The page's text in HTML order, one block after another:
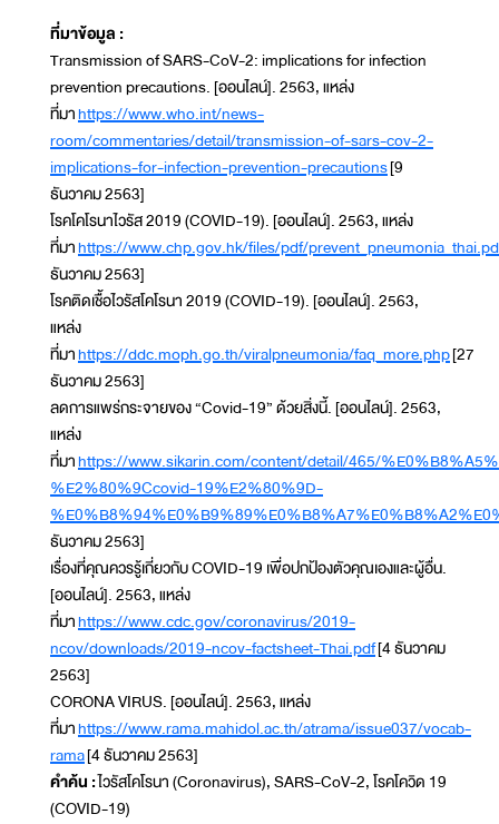
ที่มาข้อมูล :
Transmission of SARS-CoV-2: implications for infection
prevention precautions. [ออนไลน์]. 2563, แหล่ง
ที่มาhttps://www.who.int/news-
room/commentaries/detail/transmission-of-sars-cov-2-
implications-for-infection-prevention-precautions[9
ธันวาคม 2563]
โรคโคโรนาไวรัส 2019 (COVID-19). [ออนไลน์]. 2563, แหล่ง
ที่มาhttps://www.chp.gov.hk/files/pdf/
ธันวาคม 2563]
โรคติดเชื้อไวรัสโคโรนา 2019 (COVID-19). [ออนไลน์]. 2563,
แหล่ง
ที่มาhttps://ddc.moph.go.th/viralpneumonia/faq_more.php[27
ธันวาคม 2563]
ลดการแพร่กระจายของ “Covid-19” ด้วยสิ่งนี้. [ออนไลน์]. 2563,
แหล่ง
ที่มาhttps://www.sikarin.com/content/detail/465/
%E2%80%9Ccovid-19%E2%80%9D-
ธันวาคม 2563]
เรื่องที่คุณควรรู้เกี่ยวกับ COVID-19 เพื่อปกป้องตัวคุณเองและผู้อื่น.
[ออนไลน์]. 2563, แหล่ง
ที่มาhttps://www.cdc.gov/coronavirus/2019-
ncov/downloads/2019-ncov-factsheet-Thai.pdf[4 ธันวาคม
2563]
CORONA VIRUS. [ออนไลน์]. 2563, แหล่ง
ที่มาhttps://www.rama.mahidol.ac.th/atrama/issue037/vocab-
rama[4 ธันวาคม 2563]
คำค้น :ไวรัสโคโรนา (Coronavirus), SARS-CoV-2, โรคโควิด 19
(COVID-19)